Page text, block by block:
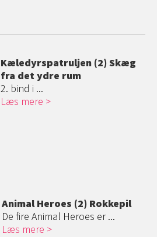
Kæledyrspatruljen (2) Skæg
fra det ydre rum
2. bind i ...
Læs mere
Animal Heroes (2) Rokkepil
De fire Animal Heroes er ...
Læs mere